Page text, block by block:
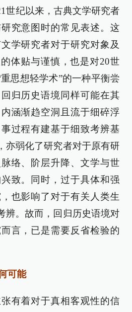
世纪以来，古典文学研究者
究意图时的常见表述。这
学研究者对于研究对象及
体贴与谨慎，也是对20世
思想轻学术”的一种平衡尝
归历史语境同样可能在其
涵渐趋空洞且流于细碎浮
过程有建基于细致考辨基
亦弱化了研究者对于原有研
络、阶层升降、文学与世
致。同时，过于具体和强
也影响了对于有关人类生
辨。故而，回归历史语境对
言，已是需要反省检验的
可能
有着对于真相客观性的信